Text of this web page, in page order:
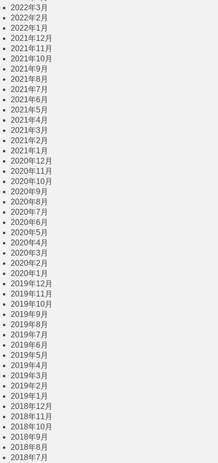
2022年3月
2022年2月
2022年1月
2021年12月
2021年11月
2021年10月
2021年9月
2021年8月
2021年7月
2021年6月
2021年5月
2021年4月
2021年3月
2021年2月
2021年1月
2020年12月
2020年11月
2020年10月
2020年9月
2020年8月
2020年7月
2020年6月
2020年5月
2020年4月
2020年3月
2020年2月
2020年1月
2019年12月
2019年11月
2019年10月
2019年9月
2019年8月
2019年7月
2019年6月
2019年5月
2019年4月
2019年3月
2019年2月
2019年1月
2018年12月
2018年11月
2018年10月
2018年9月
2018年8月
2018年7月